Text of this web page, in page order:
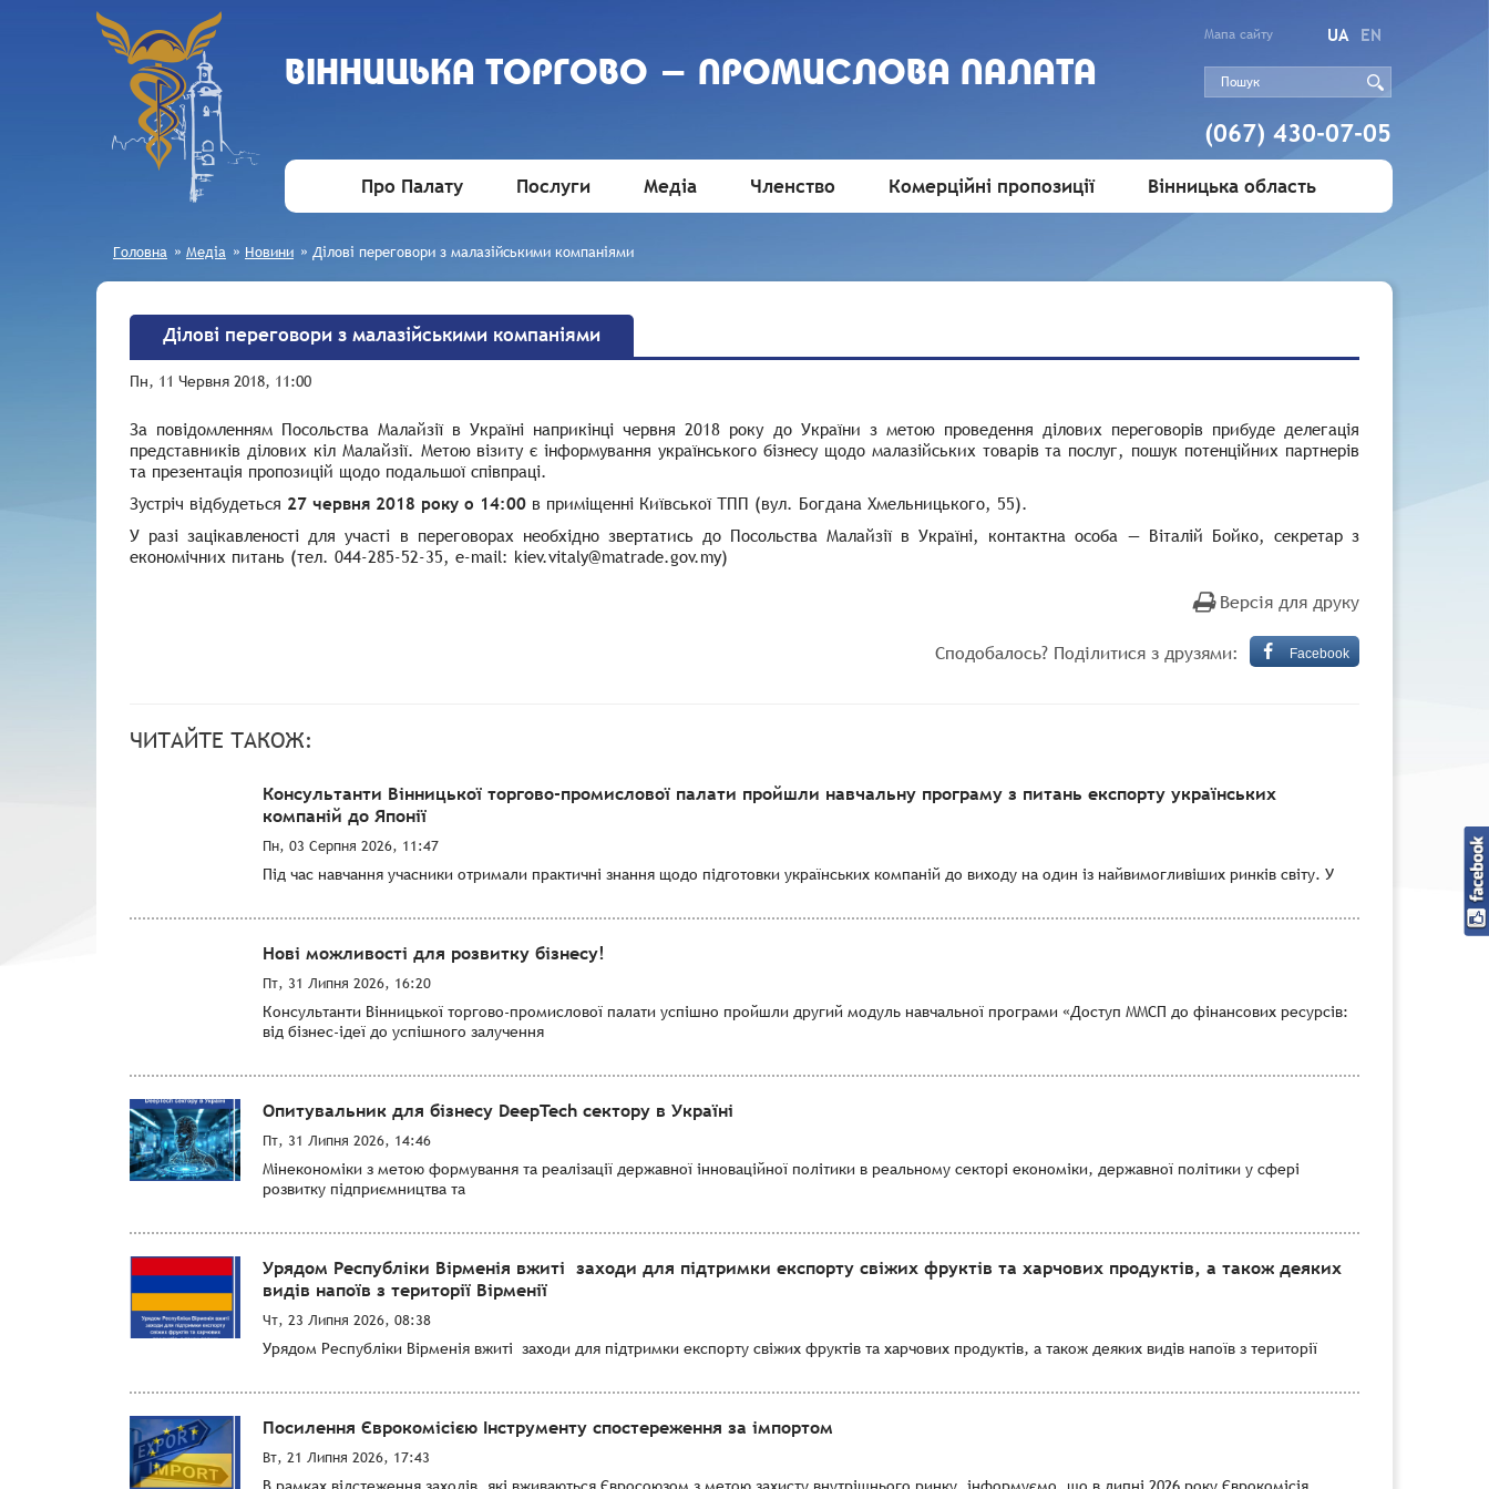
ВIННИЦЬКА ТОРГОВО - ПРОМИСЛОВА ПАЛАТА
Мапа сайту UA EN
(067) 430-07-05
Про Палату Послуги Медіа Членство Комерційні пропозиції Вінницька область
Головна » Медіа » Новини » Ділові переговори з малазійськими компаніями
Ділові переговори з малазійськими компаніями
Пн, 11 Червня 2018, 11:00
За повідомленням Посольства Малайзії в Україні наприкінці червня 2018 року до України з метою проведення ділових переговорів прибуде делегація
представників ділових кіл Малайзії. Метою візиту є інформування українського бізнесу щодо малазійських товарів та послуг, пошук потенційних партнерів
та презентація пропозицій щодо подальшої співпраці.
Зустріч відбудеться 27 червня 2018 року о 14:00 в приміщенні Київської ТПП (вул. Богдана Хмельницького, 55).
У разі зацікавленості для участі в переговорах необхідно звертатись до Посольства Малайзії в Україні, контактна особа — Віталій Бойко, секретар з
економічних питань (тел. 044-285-52-35, e-mail: kiev.vitaly@matrade.gov.my)
Версія для друку
Сподобалось? Поділитися з друзями: Facebook
ЧИТАЙТЕ ТАКОЖ:
Консультанти Вінницької торгово-промислової палати пройшли навчальну програму з питань експорту українських
компаній до Японії
Пн, 03 Серпня 2026, 11:47
Під час навчання учасники отримали практичні знання щодо підготовки українських компаній до виходу на один із найвимогливіших ринків світу. У
Нові можливості для розвитку бізнесу!
Пт, 31 Липня 2026, 16:20
Консультанти Вінницької торгово-промислової палати успішно пройшли другий модуль навчальної програми «Доступ ММСП до фінансових ресурсів:
від бізнес-ідеї до успішного залучення
Опитувальник для бізнесу DeepTech сектору в Україні
Пт, 31 Липня 2026, 14:46
Мінекономіки з метою формування та реалізації державної інноваційної політики в реальному секторі економіки, державної політики у сфері
розвитку підприємництва та
Урядом Республіки Вірменія вжиті заходи для підтримки експорту свіжих фруктів та харчових продуктів, а також деяких
видів напоїв з території Вірменії
Чт, 23 Липня 2026, 08:38
Урядом Республіки Вірменія вжиті заходи для підтримки експорту свіжих фруктів та харчових продуктів, а також деяких видів напоїв з території
Посилення Єврокомісією Інструменту спостереження за імпортом
Вт, 21 Липня 2026, 17:43